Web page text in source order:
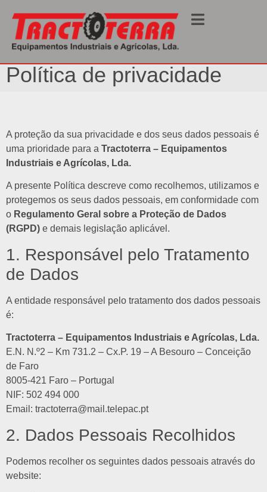
Política de privacidade
A proteção da sua privacidade e dos seus dados pessoais é
uma prioridade para a Tractoterra – Equipamentos
Industriais e Agrícolas, Lda.
A presente Política descreve como recolhemos, utilizamos e
protegemos os seus dados pessoais, em conformidade com
o Regulamento Geral sobre a Proteção de Dados
(RGPD) e demais legislação aplicável.
1. Responsável pelo Tratamento
de Dados
A entidade responsável pelo tratamento dos dados pessoais
é:
Tractoterra – Equipamentos Industriais e Agrícolas, Lda.
E.N. N.º2 – Km 731.2 – Cx.P. 19 – A Besouro – Conceição
de Faro
8005-421 Faro – Portugal
NIF: 502 494 000
Email: tractoterra@mail.telepac.pt
2. Dados Pessoais Recolhidos
Podemos recolher os seguintes dados pessoais através do
website: